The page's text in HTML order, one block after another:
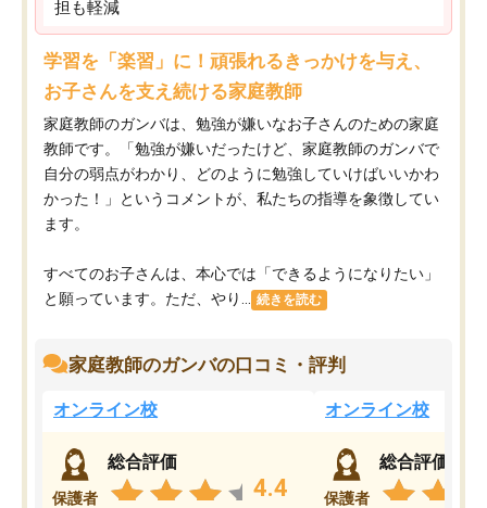
担も軽減
学習を「楽習」に！頑張れるきっかけを与え、
お子さんを支え続ける家庭教師
家庭教師のガンバは、勉強が嫌いなお子さんのための家庭
教師です。「勉強が嫌いだったけど、家庭教師のガンバで
自分の弱点がわかり、どのように勉強していけばいいかわ
かった！」というコメントが、私たちの指導を象徴してい
ます。
すべてのお子さんは、本心では「できるようになりたい」
と願っています。ただ、やり...
続きを読む
家庭教師のガンバの口コミ・評判
オンライン校
保護者
総合評価
4.4
オンライン校
保護者
総合評価